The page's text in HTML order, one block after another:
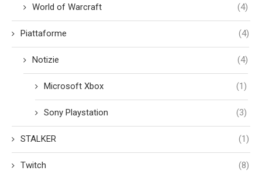
World of Warcraft (4)
Piattaforme (4)
Notizie (4)
Microsoft Xbox (1)
Sony Playstation (3)
STALKER (1)
Twitch (8)